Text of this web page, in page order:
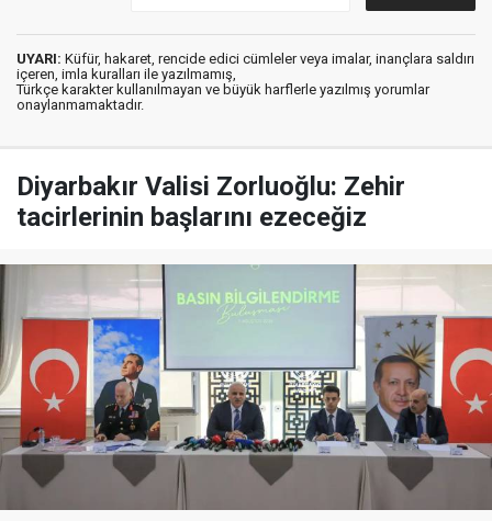
UYARI: Küfür, hakaret, rencide edici cümleler veya imalar, inançlara saldırı
içeren, imla kuralları ile yazılmamış,
Türkçe karakter kullanılmayan ve büyük harflerle yazılmış yorumlar
onaylanmamaktadır.
Diyarbakır Valisi Zorluoğlu: Zehir
tacirlerinin başlarını ezeceğiz